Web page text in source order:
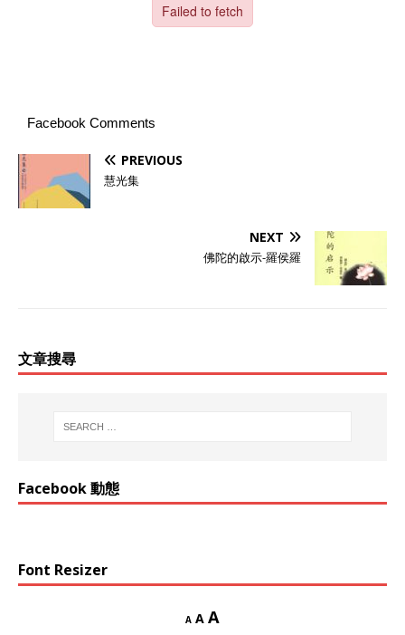
Facebook Comments
PREVIOUS
慧光集
NEXT
佛陀的啟示-羅侯羅
文章搜尋
Facebook 動態
Font Resizer
A A A